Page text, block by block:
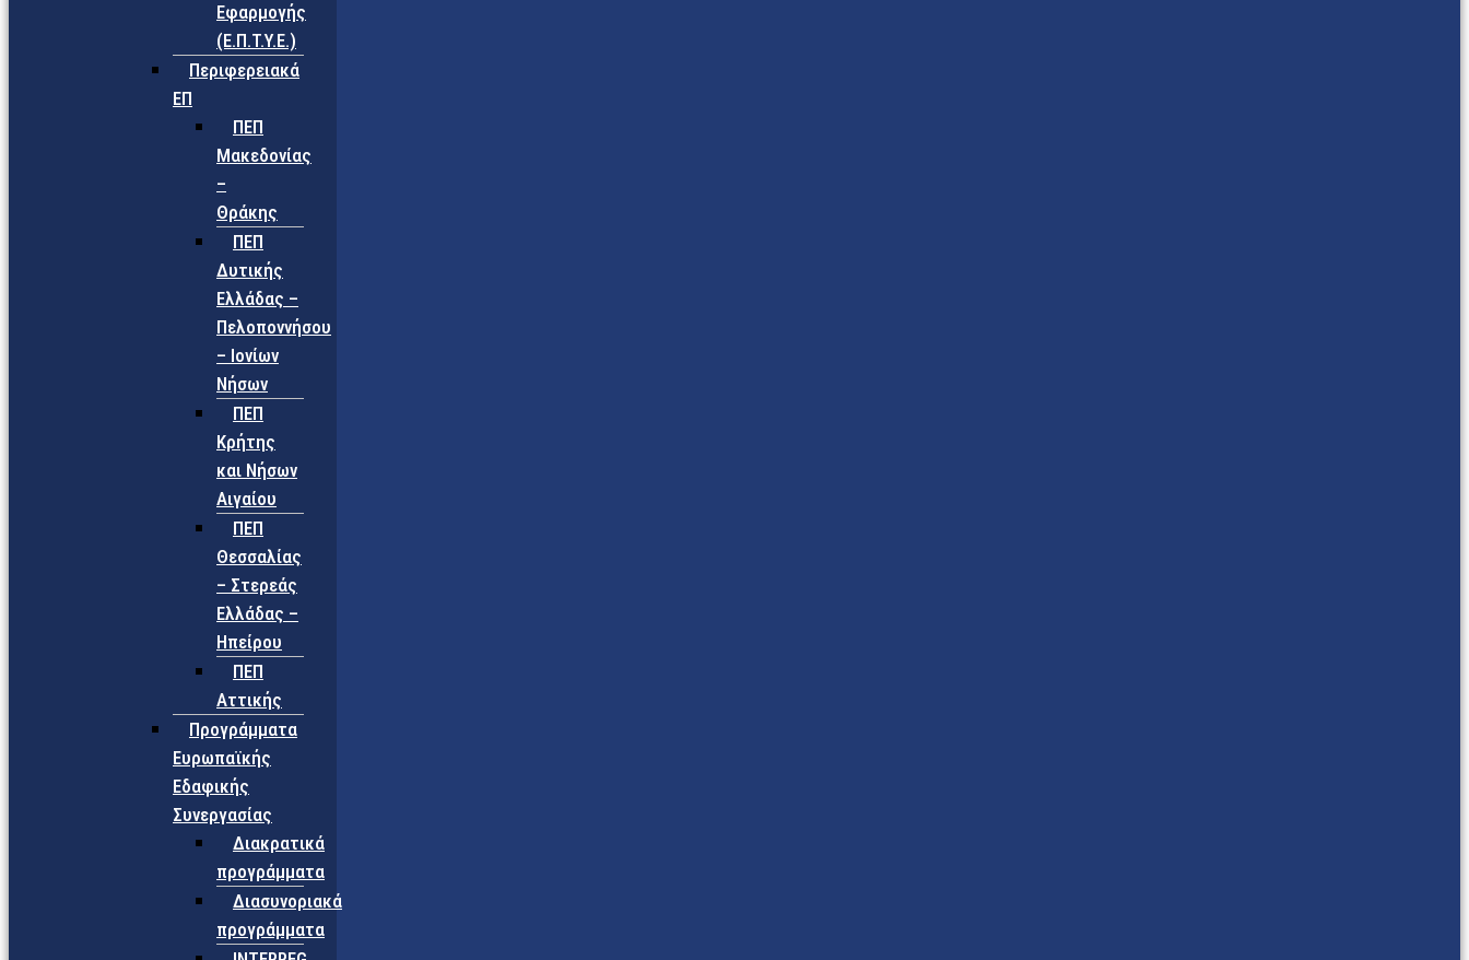
Εφαρμογής
(Ε.Π.Τ.Υ.Ε.)
Περιφερειακά
ΕΠ
ΠΕΠ
Μακεδονίας
–
Θράκης
ΠΕΠ
Δυτικής
Ελλάδας –
Πελοποννήσου
– Ιονίων
Νήσων
ΠΕΠ
Κρήτης
και Νήσων
Αιγαίου
ΠΕΠ
Θεσσαλίας
– Στερεάς
Ελλάδας –
Ηπείρου
ΠΕΠ
Αττικής
Προγράμματα
Ευρωπαϊκής
Εδαφικής
Συνεργασίας
Διακρατικά
προγράμματα
Διασυνοριακά
προγράμματα